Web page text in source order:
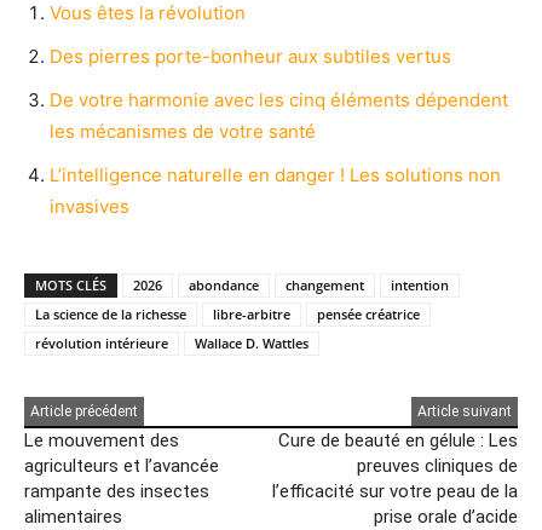
Vous êtes la révolution
Des pierres porte-bonheur aux subtiles vertus
De votre harmonie avec les cinq éléments dépendent
les mécanismes de votre santé
L’intelligence naturelle en danger ! Les solutions non
invasives
MOTS CLÉS 2026 abondance changement
intention
La science de la richesse
libre-arbitre
pensée créatrice
révolution intérieure
Wallace D. Wattles
Article précédent
Le mouvement des
agriculteurs et l’avancée
rampante des insectes
alimentaires
Article suivant
Cure de beauté en gélule : Les
preuves cliniques de
l’efficacité sur votre peau de la
prise orale d’acide